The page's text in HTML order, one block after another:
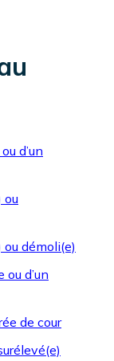
d’un
ou
démoli(e)
ou d’un
de cour